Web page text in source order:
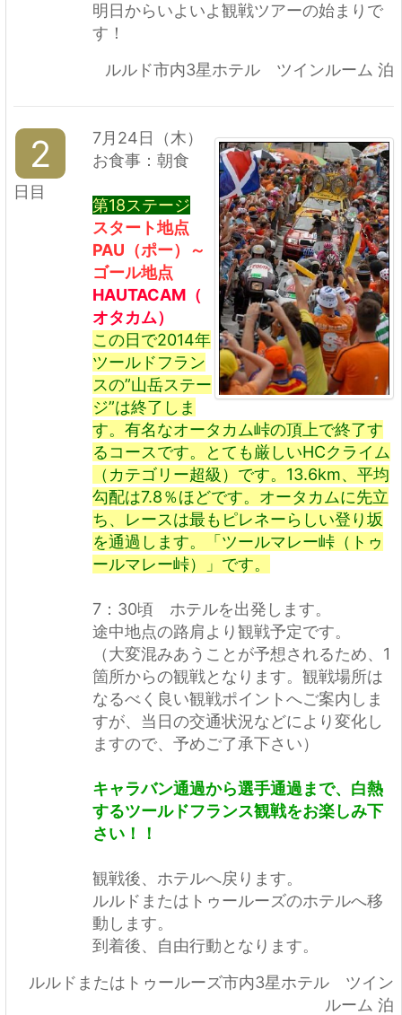
明日からいよいよ観戦ツアーの始まりで
す！
ルルド市内3星ホテル ツインルーム 泊
2
日目
7月24日（木）
お食事：朝食
第18ステージ
スタート地点
PAU（ポー）～
ゴール地点
HAUTACAM（
オタカム）
この日で2014年
ツールドフラン
スの”山岳ステー
ジ”は終了しま
す。有名なオータカム峠の頂上で終了す
るコースです。とても厳しいHCクライム
（カテゴリー超級）です。13.6km、平均
勾配は7.8％ほどです。オータカムに先立
ち、レースは最もピレネーらしい登り坂
を通過します。「ツールマレー峠（トゥ
ールマレー峠）」です。
7：30頃 ホテルを出発します。
途中地点の路肩より観戦予定です。
（大変混みあうことが予想されるため、1
箇所からの観戦となります。観戦場所は
なるべく良い観戦ポイントへご案内しま
すが、当日の交通状況などにより変化し
ますので、予めご了承下さい）
キャラバン通過から選手通過まで、白熱
するツールドフランス観戦をお楽しみ下
さい！！
観戦後、ホテルへ戻ります。
ルルドまたはトゥールーズのホテルへ移
動します。
到着後、自由行動となります。
ルルドまたはトゥールーズ市内3星ホテル ツイン
ルーム 泊